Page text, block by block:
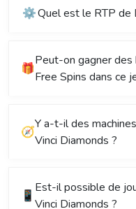
⚙️Quel est le RTP de
🎁
Peut-on gagner
Free Spins dans ce
🧭
Y a-t-il des
Vinci Diamonds ?
📱
Est-il possible de
Vinci Diamonds ?